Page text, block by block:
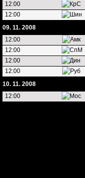
12:00
12:00
09. 11. 2008
12:00
12:00
12:00
12:00
10. 11. 2008
12:00